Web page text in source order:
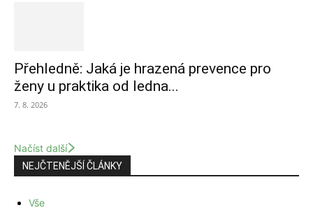
Přehledně: Jaká je hrazená prevence pro
ženy u praktika od ledna...
7. 8. 2026
Načíst další
NEJČTENĚJŠÍ ČLÁNKY
Vše